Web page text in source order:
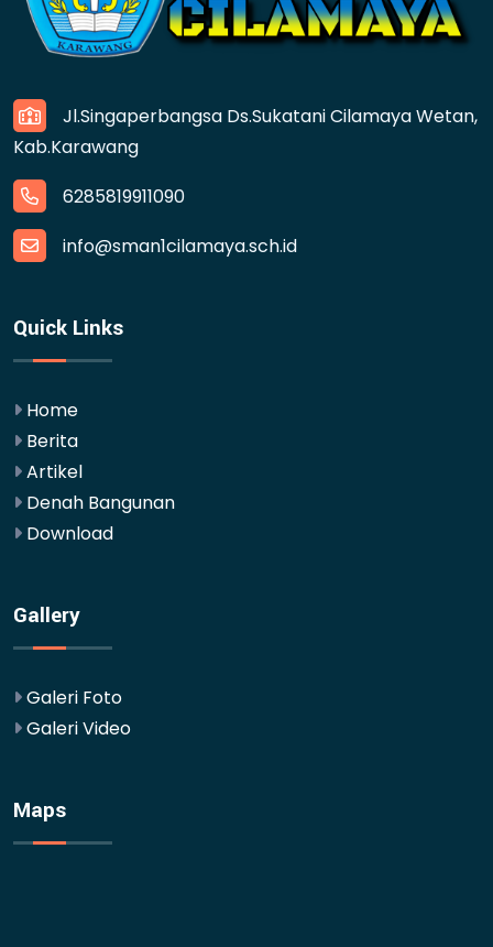
Jl.Singaperbangsa Ds.Sukatani Cilamaya Wetan,
Kab.Karawang
6285819911090
info@sman1cilamaya.sch.id
Quick Links
Home
Berita
Artikel
Denah Bangunan
Download
Gallery
Galeri Foto
Galeri Video
Maps